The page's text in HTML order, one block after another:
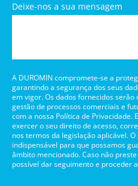
Deixe-nos a sua mensagem
A DUROMIN compromete-se a
garantindo a segurança dos seus
em vigor. Os dados fornecidos
gestão de processos comerciais e
com a nossa Política de Privacidade.
exercer o seu direito de acesso,
nos termos da legislação aplicável.
indispensável para que possamos
âmbito mencionado. Caso não
possível dar seguimento e proceder